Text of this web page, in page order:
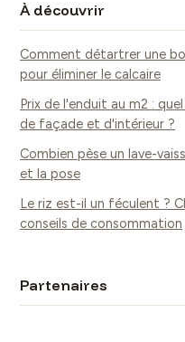
À découvrir
Comment détartrer une
pour éliminer le calcaire
Prix de l'enduit au m2 :
de façade et d'intérieur ?
Combien pèse un lave-
et la pose
Le riz est-il un féculent ?
conseils de consommation
Partenaires